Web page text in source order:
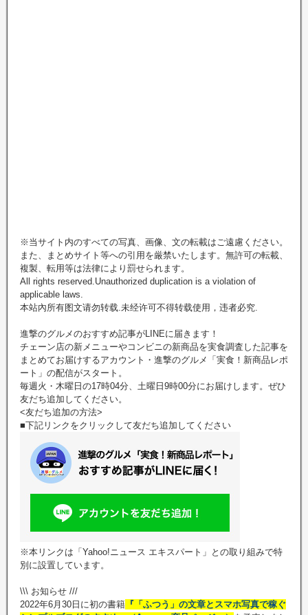
※当サイト内のすべての写真、画像、文の転載はご遠慮ください。
また、まとめサイト等への引用を厳禁いたします。無許可の転載、
複製、転用等は法律により罰せられます。
All rights reserved.Unauthorized duplication is a violation of
applicable laws.
本站內所有图文请勿转载.未经许可不得转载使用，违者必究.
進撃のグルメのおすすめ記事がLINEに届きます！
チェーン店の新メニューやコンビニの新商品を実食調査した記事を
まとめてお届けするアカウント・進撃のグルメ「実食！新商品レポ
ート」の配信がスタート。
毎週火・木曜日の17時04分、土曜日9時00分にお届けします。ぜひ
友だち追加してください。
<友だち追加の方法>
■下記リンクをクリックして友だち追加してください
※本リンクは「Yahoo!ニュース エキスパート」との取り組みで特
別に設置しています。
\\\ お知らせ ///
2022年6月30日に初の書籍 『「ふつう」の文章とスマホ写真で稼ぐ